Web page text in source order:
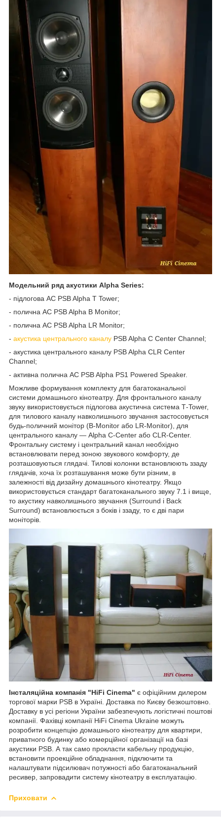
Модельний ряд акустики Alpha Series:
- підлогова АС PSB Alpha T Tower;
- полична АС PSB Alpha B Monitor;
- полична АС PSB Alpha LR Monitor;
- акустика центрального каналу PSB Alpha C Center Channel;
- акустика центрального каналу PSB Alpha CLR Center
Channel;
- активна полична АС PSB Alpha PS1 Powered Speaker.
Можливе формування комплекту для багатоканальної
системи домашнього кінотеатру. Для фронтального каналу
звуку використовується підлогова акустична система Т-Tower,
для тилового каналу навколишнього звучання застосовується
будь-поличний монітор (B-Monitor або LR-Monitor), для
центрального каналу ― Alpha C-Center або CLR-Center.
Фронтальну систему і центральний канал необхідно
встановлювати перед зоною звукового комфорту, де
розташовуються глядачі. Тилові колонки встановлюють ззаду
глядачів, хоча їх розташування може бути різним, в
залежності від дизайну домашнього кінотеатру. Якщо
використовується стандарт багатоканального звуку 7.1 і вище,
то акустику навколишнього звучання (Surround і Back
Surround) встановлюється з боків і ззаду, то є дві пари
моніторів.
Інсталяційна компанія "HiFi Cinema" є офіційним дилером
торгової марки PSB в Україні. Доставка по Києву безкоштовно.
Доставку в усі регіони України забезпечують логістичні поштові
компанії. Фахівці компанії HiFi Cinema Ukraine можуть
розробити концепцію домашнього кінотеатру для квартири,
приватного будинку або комерційної організації на базі
акустики PSB. А так само прокласти кабельну продукцію,
встановити проекційне обладнання, підключити та
налаштувати підсилювач потужності або багатоканальний
ресивер, запровадити систему кінотеатру в експлуатацію.
Приховати